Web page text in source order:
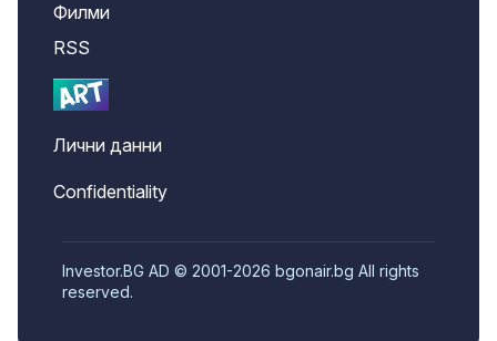
Филми
RSS
Лични данни
Confidentiality
Investor.BG AD © 2001-2026 bgonair.bg All rights
reserved.